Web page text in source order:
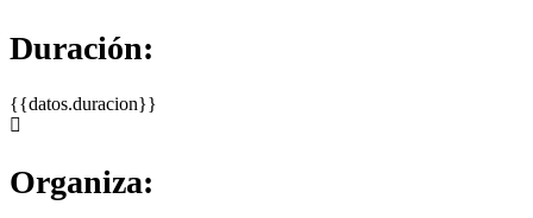
Duración:
{{datos.duracion}}
Organiza: